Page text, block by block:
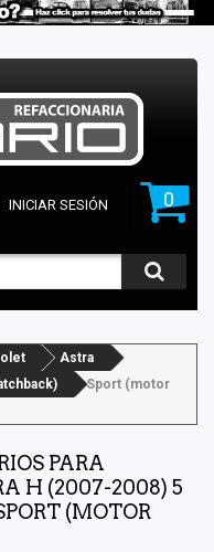
0
INICIAR SESIÓN
Astra
Sport (motor
PARA
H (2007-2008) 5
(MOTOR